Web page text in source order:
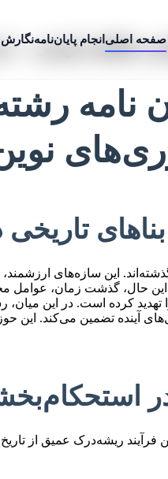
صفحه اصلی انجام پایان‌نامهنگارشبناهای تاریخی +
نامه
این سازه‌های
حال، گذشت زمان، عوامل
تهدید کرده است. در این
آینده تضمین می‌کند.
ریشه‌درک عمیق از